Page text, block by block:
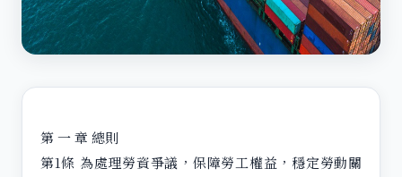
第 一 章 總則
第1條 為處理勞資爭議，保障勞工權益，穩定勞動關